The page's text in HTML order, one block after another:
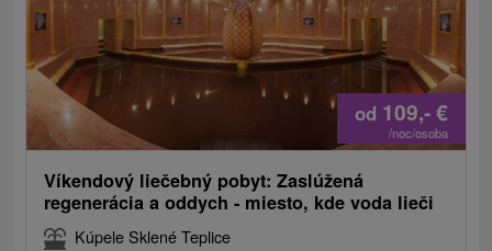
od 109,-€
/noc/osoba
Víkendový liečebný pobyt: Zaslúžená
regenerácia a oddych - miesto, kde voda lieči
Kúpele Sklené Teplice